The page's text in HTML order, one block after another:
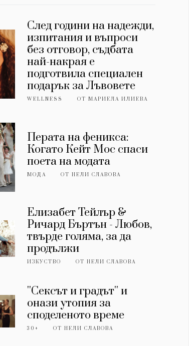
След години на надежди,
изпитания и въпроси
без отговор, съдбата
най-накрая е
подготвила специален
подарък за Лъвовете
WELLNESS ОТМАРИЕЛА ИЛИЕВА
Перата на феникса:
Когато Кейт Мос спаси
поета на модата
МОДА ОТНЕЛИ СЛАВОВА
Елизабет Тейлър &
Ричард Бъртън - Любов,
твърде голяма, за да
продължи
ИЗКУСТВО ОТНЕЛИ СЛАВОВА
''Сексът и градът'' и
онази утопия за
споделеното време
30+ ОТНЕЛИ СЛАВОВА